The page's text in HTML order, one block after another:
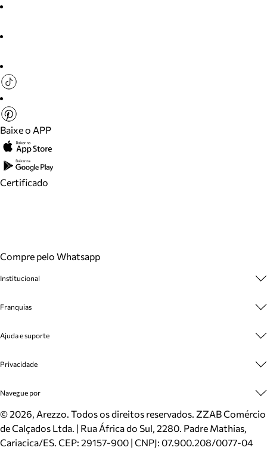
Baixe o APP
Certificado
Compre pelo Whatsapp
Institucional
Cashback
Venda Corporativa
Mapa do Site
Inverno
Mundo Arezzo
Franquias
Plano de Negócio
Ajuda e suporte
Cadastro
Meus Pedidos
Trocas e Devoluções
Cartão Presente
Localizador de lojas
Privacidade
Politica e Privacidade
Navegue por
Sapatos
Bolsas
Scarpins
©2026, Arezzo. Todos os direitos reservados. ZZAB Comércio
de Calçados Ltda. | Rua África do Sul, 2280. Padre Mathias,
Cariacica/ES. CEP: 29157-900 | CNPJ: 07.900.208/0077-04